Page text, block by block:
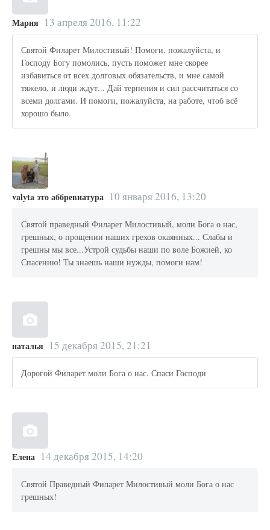
Мария 13 апреля 2016, 11:22
Святой Филарет Милостивый! Помоги, пожалуйста, и
Господу Богу помолись, пусть поможет мне скорее
избавиться от всех долговых обязательств, и мне самой
тяжело, и люди ждут... Дай терпения и сил рассчитаться со
всеми долгами. И помоги, пожалуйста, на работе, чтоб всё
хорошо было.
valyta это аббревиатура 10 января 2016, 13:20
Святой праведный Филарет Милостивый, моли Бога о нас,
грешных, о прощении наших грехов окаянных... Слабы и
грешны мы все...Устрой судьбы наши по воле Божией, ко
Спасению! Ты знаешь наши нужды, помоги нам!
наталья 15 декабря 2015, 21:21
Дорогой Филарет моли Бога о нас. Спаси Господи
Елена 14 декабря 2015, 14:20
Святой Праведный Филарет Милостивый моли Бога о нас
грешных!